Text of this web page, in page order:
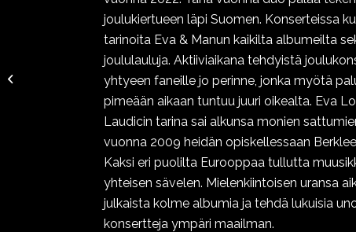
joulukiertueen läpi Suomen. Konserteissa
tarinoita Eva & Manun kaikilta albumeilta
joululauluja. Aktiiviaikana tehdyistä
yhtyeen faneille jo perinne, jonka myötä
pimeään aikaan tuntuu juuri oikealta. Eva
Laudicin tarina sai alkunsa monien
vuonna 2009 heidän opiskellessaan
Kaksi eri puolilta Eurooppaa tullutta
yhteisen sävelen. Mielenkiintoisen uransa
julkaista kolme albumia ja tehdä lukuisia
konsertteja ympäri maailman.
The Miracle – A Night